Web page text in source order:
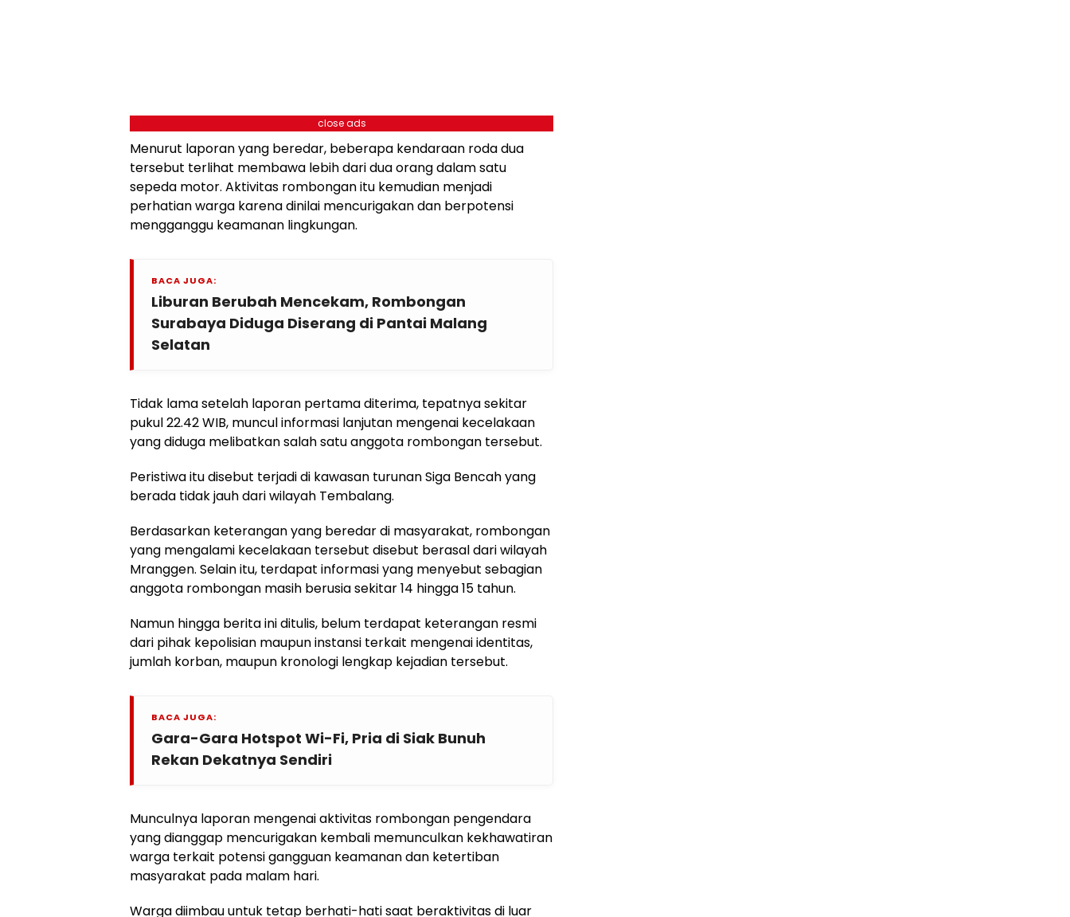
close ads
Menurut laporan yang beredar, beberapa kendaraan roda dua
tersebut terlihat membawa lebih dari dua orang dalam satu
sepeda motor. Aktivitas rombongan itu kemudian menjadi
perhatian warga karena dinilai mencurigakan dan berpotensi
mengganggu keamanan lingkungan.
BACA JUGA:
Liburan Berubah Mencekam, Rombongan
Surabaya Diduga Diserang di Pantai Malang
Selatan
Tidak lama setelah laporan pertama diterima, tepatnya sekitar
pukul 22.42 WIB, muncul informasi lanjutan mengenai kecelakaan
yang diduga melibatkan salah satu anggota rombongan tersebut.
Peristiwa itu disebut terjadi di kawasan turunan Siga Bencah yang
berada tidak jauh dari wilayah Tembalang.
Berdasarkan keterangan yang beredar di masyarakat, rombongan
yang mengalami kecelakaan tersebut disebut berasal dari wilayah
Mranggen. Selain itu, terdapat informasi yang menyebut sebagian
anggota rombongan masih berusia sekitar 14 hingga 15 tahun.
Namun hingga berita ini ditulis, belum terdapat keterangan resmi
dari pihak kepolisian maupun instansi terkait mengenai identitas,
jumlah korban, maupun kronologi lengkap kejadian tersebut.
BACA JUGA:
Gara-Gara Hotspot Wi-Fi, Pria di Siak Bunuh
Rekan Dekatnya Sendiri
Munculnya laporan mengenai aktivitas rombongan pengendara
yang dianggap mencurigakan kembali memunculkan kekhawatiran
warga terkait potensi gangguan keamanan dan ketertiban
masyarakat pada malam hari.
Warga diimbau untuk tetap berhati-hati saat beraktivitas di luar